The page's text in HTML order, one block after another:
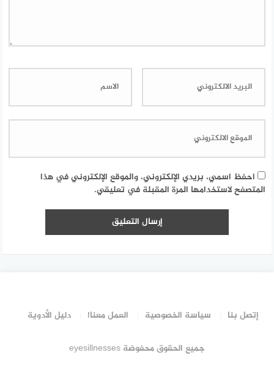
احفظ اسمي، بريدي الإلكتروني، والموقع الإلكتروني في هذا
المتصفح لاستخدامها المرة المقبلة في تعليقي.
إتصل بنا سياسة الخصوصية العمل معنا! دليل الأدوية
جميع الحقوق محفوضة eyesillnesses